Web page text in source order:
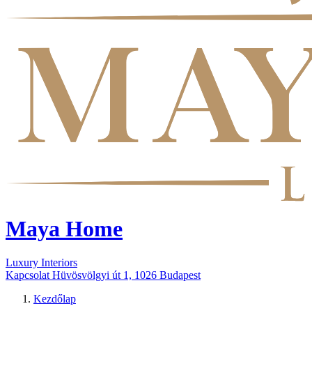
Maya Home
Luxury Interiors
Kapcsolat Hüvösvölgyi út 1, 1026 Budapest
Kezdőlap